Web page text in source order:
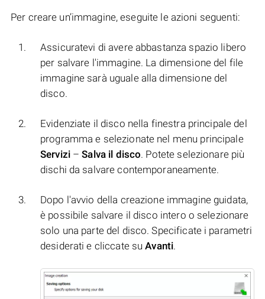
Per creare un’immagine, eseguite le azioni seguenti:
Assicuratevi di avere abbastanza spazio libero
per salvare l'immagine. La dimensione del file
immagine sarà uguale alla dimensione del
disco.
Evidenziate il disco nella finestra principale del
programma e selezionate nel menu principale
Servizi–Salva il disco. Potete selezionare più
dischi da salvare contemporaneamente.
Dopo l'avvio della creazione immagine guidata,
è possibile salvare il disco intero o selezionare
solo una parte del disco. Specificate i parametri
desiderati e cliccate suAvanti.